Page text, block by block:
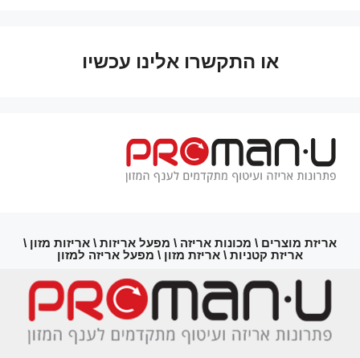
או התקשרו אלינו עכשיו
אריזת מוצרים \ מכונות אריזה \ מפעל אריזות \ אריזות מזון \
אריזת קטניות \ אריזת מזון \ מפעל אריזה למזון